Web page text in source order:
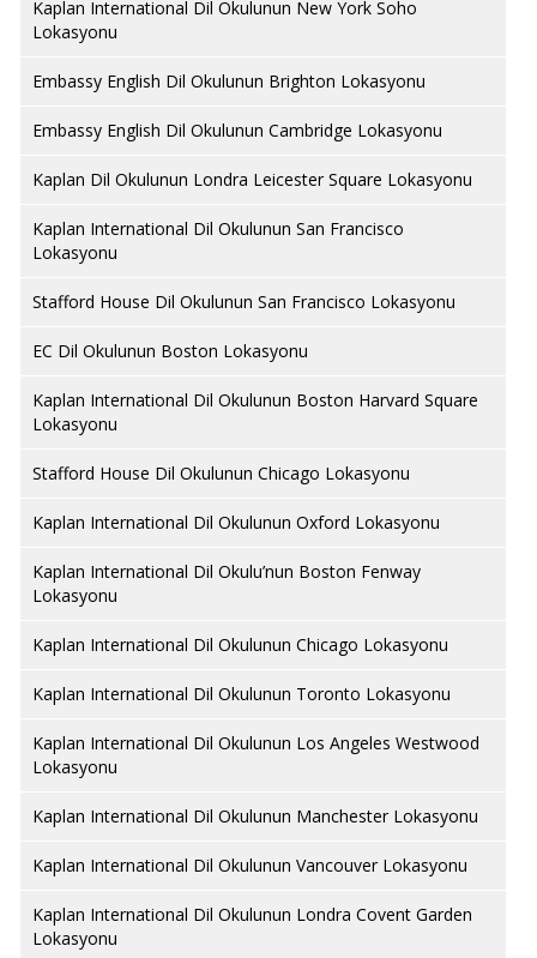
Kaplan International Dil Okulunun New York Soho
Lokasyonu
Embassy English Dil Okulunun Brighton Lokasyonu
Embassy English Dil Okulunun Cambridge Lokasyonu
Kaplan Dil Okulunun Londra Leicester Square Lokasyonu
Kaplan International Dil Okulunun San Francisco
Lokasyonu
Stafford House Dil Okulunun San Francisco Lokasyonu
EC Dil Okulunun Boston Lokasyonu
Kaplan International Dil Okulunun Boston Harvard Square
Lokasyonu
Stafford House Dil Okulunun Chicago Lokasyonu
Kaplan International Dil Okulunun Oxford Lokasyonu
Kaplan International Dil Okulu’nun Boston Fenway
Lokasyonu
Kaplan International Dil Okulunun Chicago Lokasyonu
Kaplan International Dil Okulunun Toronto Lokasyonu
Kaplan International Dil Okulunun Los Angeles Westwood
Lokasyonu
Kaplan International Dil Okulunun Manchester Lokasyonu
Kaplan International Dil Okulunun Vancouver Lokasyonu
Kaplan International Dil Okulunun Londra Covent Garden
Lokasyonu